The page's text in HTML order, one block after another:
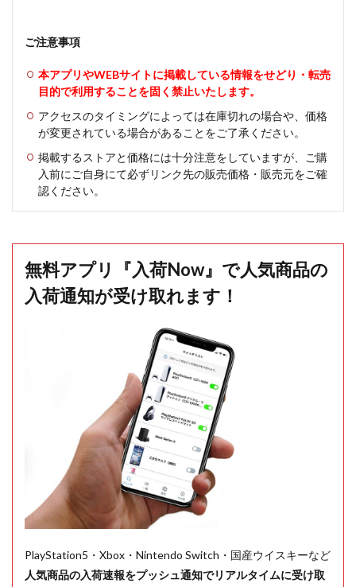
ご注意事項
本アプリやWEBサイトに掲載している情報をせどり・転売
目的で利用することを固く禁止いたします。
アクセスのタイミングによっては在庫切れの場合や、価格
が変更されている場合があることをご了承ください。
掲載するストアと価格には十分注意をしていますが、ご購
入前にご自身にて必ずリンク先の販売価格・販売元をご確
認ください。
無料アプリ『入荷Now』で人気商品の
入荷通知が受け取れます！
PlayStation5・Xbox・Nintendo Switch・国産ウイスキーなど
人気商品の入荷速報をプッシュ通知でリアルタイムに受け取